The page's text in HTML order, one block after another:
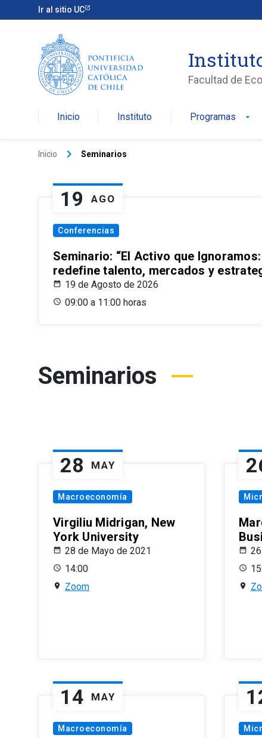
Ir al sitio UC
Facultad de
Inicio Instituto Programas arrow_drop_down
Inicio keyboard_arrow_right Seminarios
19 AGO
Conferencias
Seminario: “El Activo que
redefine talento, mercados y
19 de Agosto de 2026
09:00 a 11:00 horas
Seminarios
28 MAY
Macroeconomía
Virgiliu Midrigan, New
York University
28 de Mayo de 2021
14:00
Zoom
14 MAY
Macroeconomía